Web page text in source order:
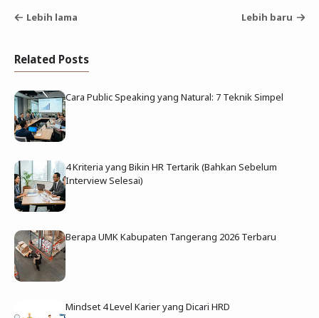
Lebih lama Lebih baru
Related Posts
Cara Public Speaking yang Natural: 7 Teknik Simpel
4 Kriteria yang Bikin HR Tertarik (Bahkan Sebelum
Interview Selesai)
Berapa UMK Kabupaten Tangerang 2026 Terbaru
Mindset 4 Level Karier yang Dicari HRD